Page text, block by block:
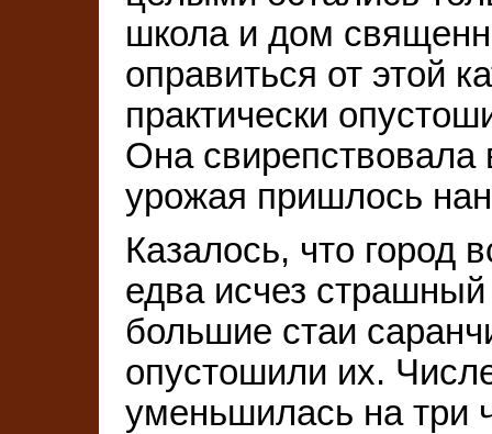
школа и дом
оправиться от этой
практически
Она свирепствовала
урожая пришлось
Казалось, что город
едва исчез
большие стаи
опустошили их.
уменьшилась на три